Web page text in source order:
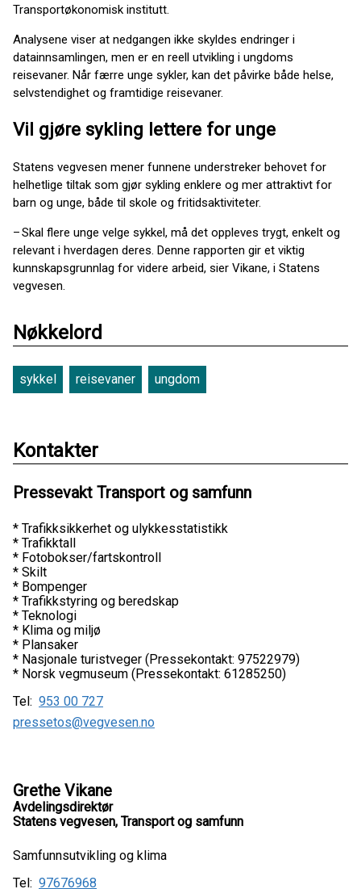
Transportøkonomisk institutt.
Analysene viser at nedgangen ikke skyldes endringer i
datainnsamlingen, men er en reell utvikling i ungdoms
reisevaner. Når færre unge sykler, kan det påvirke både helse,
selvstendighet og framtidige reisevaner.
Vil gjøre sykling lettere for unge
Statens vegvesen mener funnene understreker behovet for
helhetlige tiltak som gjør sykling enklere og mer attraktivt for
barn og unge, både til skole og fritidsaktiviteter.
– Skal flere unge velge sykkel, må det oppleves trygt, enkelt og
relevant i hverdagen deres. Denne rapporten gir et viktig
kunnskapsgrunnlag for videre arbeid, sier Vikane, i Statens
vegvesen.
Nøkkelord
sykkel reisevaner ungdom
Kontakter
Pressevakt Transport og samfunn
* Trafikksikkerhet og ulykkesstatistikk
* Trafikktall
* Fotobokser/fartskontroll
* Skilt
* Bompenger
* Trafikkstyring og beredskap
* Teknologi
* Klima og miljø
* Plansaker
* Nasjonale turistveger (Pressekontakt: 97522979)
* Norsk vegmuseum (Pressekontakt: 61285250)
Tel: 953 00 727
pressetos@vegvesen.no
Grethe Vikane
Avdelingsdirektør
Statens vegvesen, Transport og samfunn
Samfunnsutvikling og klima
Tel: 97676968